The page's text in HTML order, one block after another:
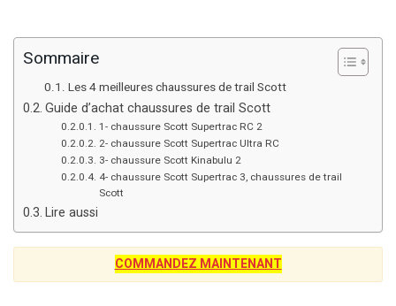
Sommaire
Les 4 meilleures chaussures de trail Scott
Guide d’achat chaussures de trail Scott
1- chaussure Scott Supertrac RC 2
2- chaussure Scott Supertrac Ultra RC
3- chaussure Scott Kinabulu 2
4- chaussure Scott Supertrac 3, chaussures de trail
Scott
Lire aussi
COMMANDEZ MAINTENANT